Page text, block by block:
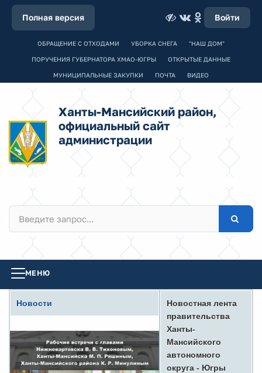
Полная версия Войти
ОБРАЩЕНИЕ С ОТХОДАМИ УБОРКА СНЕГА "НАШ ДОМ"
ПОРУЧЕНИЯ ГУБЕРНАТОРА ХМАО-ЮГРЫ ОТКРЫТЫЕ ДАННЫЕ
МУНИЦИПАЛЬНЫЕ ЗАКУПКИ ПОЧТА ВИДЕО
Ханты-Мансийский район,
официальный сайт
администрации
МЕНЮ
Новости
Новостная лента
правительства
Ханты-
Мансийского
автономного
округа - Югры